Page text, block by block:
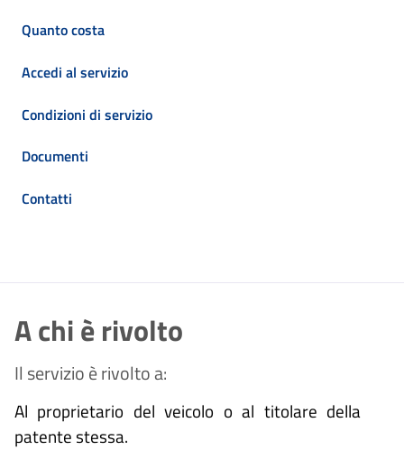
Quanto costa
Accedi al servizio
Condizioni di servizio
Documenti
Contatti
A chi è rivolto
Il servizio è rivolto a:
Al proprietario del veicolo o al titolare della
patente stessa.